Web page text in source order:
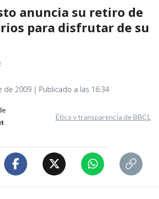
anuncia su retiro de
para disfrutar de su
de 2009 | Publicado a las 16:34
Ética y transparencia de BBCL